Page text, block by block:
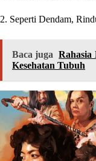
2. Seperti Dendam,
Baca juga
Kesehatan Tubuh